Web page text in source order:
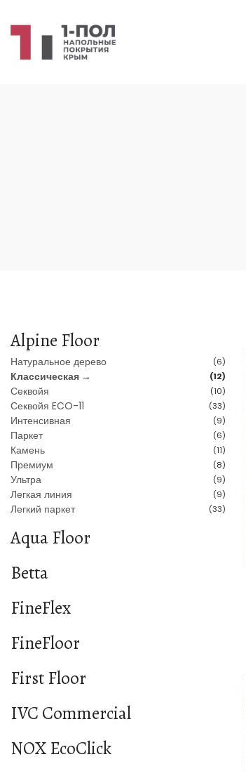
Alpine Floor
Натуральное дерево (6)
Классическая → (12)
Секвойя (10)
Секвойя ECO-11 (33)
Интенсивная (9)
Паркет (6)
Камень (11)
Премиум (8)
Ультра (9)
Легкая линия (9)
Легкий паркет (33)
Aqua Floor
Betta
FineFlex
FineFloor
First Floor
IVC Commercial
NOX EcoClick